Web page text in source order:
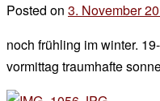
Posted on 3. November
noch frühling im winter.
vormittag traumhafte